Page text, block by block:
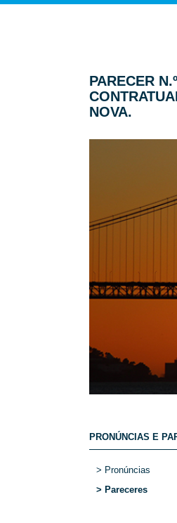
PARECER
NOVA.
PRONÚNCIAS E
> Pronúncias
> Pareceres